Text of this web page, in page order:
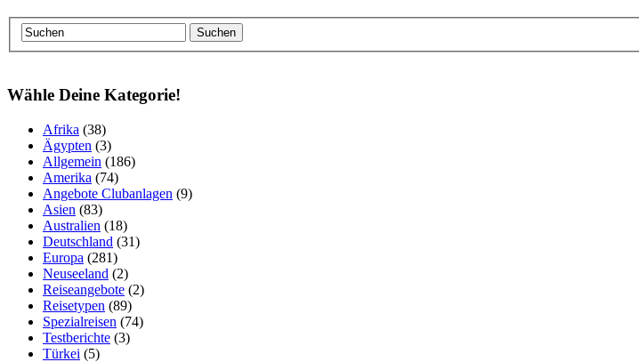
Wähle Deine Kategorie!
Afrika (38)
Ägypten (3)
Allgemein (186)
Amerika (74)
Angebote Clubanlagen (9)
Asien (83)
Australien (18)
Deutschland (31)
Europa (281)
Neuseeland (2)
Reiseangebote (2)
Reisetypen (89)
Spezialreisen (74)
Testberichte (3)
Türkei (5)